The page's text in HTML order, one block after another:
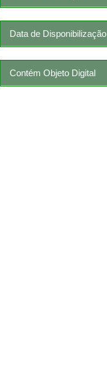
Data de Disponibilização
Contém Objeto Digital